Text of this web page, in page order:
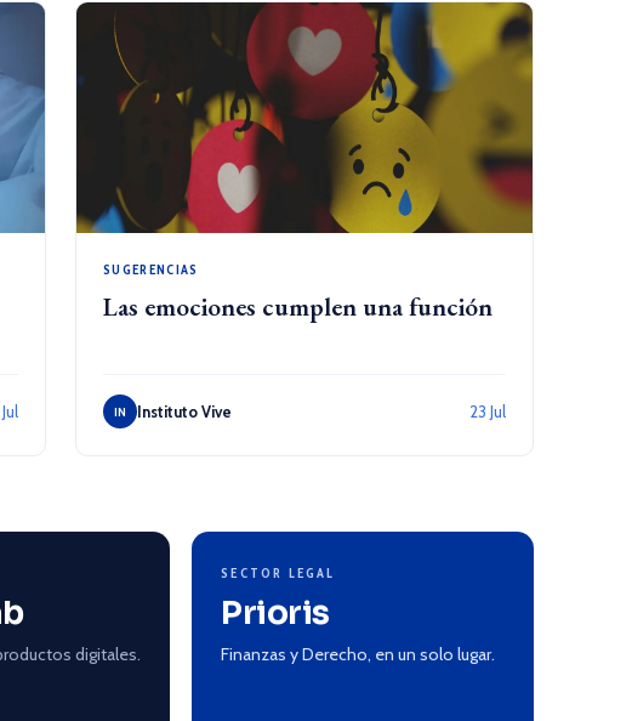
SUGERENCIAS
Las emociones cumplen una función
IN Instituto Vive 23 Jul
digitales.
SECTOR LEGAL
Prioris
Finanzas y Derecho, en un solo lugar.